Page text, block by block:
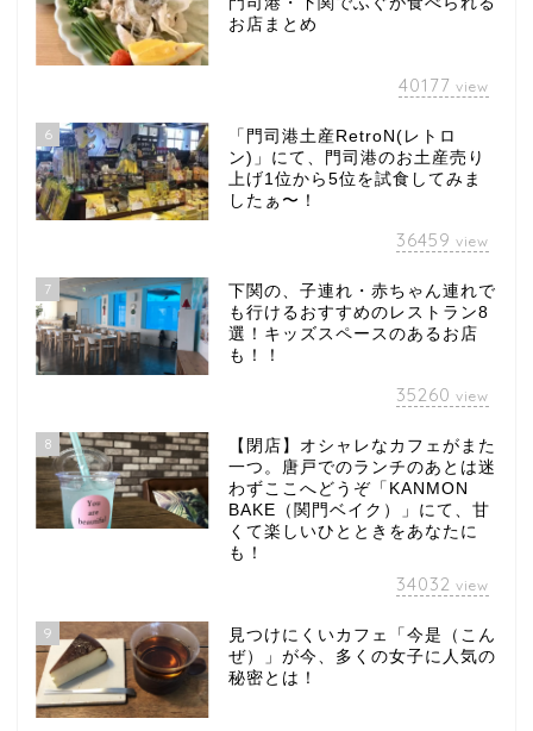
お店まとめ
40177 view
6
「門司港土産RetroN(レトロ
ン)」にて、門司港のお土産売り
上げ1位から5位を試食してみま
したぁ〜！
36459 view
7
下関の、子連れ・赤ちゃん連れで
も行けるおすすめのレストラン8
選！キッズスペースのあるお店
も！！
35260 view
8
【閉店】オシャレなカフェがまた
一つ。唐戸でのランチのあとは迷
わずここへどうぞ「KANMON
BAKE（関門ベイク）」にて、甘
くて楽しいひとときをあなたに
も！
34032 view
9
見つけにくいカフェ「今是（こん
ぜ）」が今、多くの女子に人気の
秘密とは！